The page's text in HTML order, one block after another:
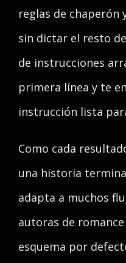
reglas de chaperón
sin dictar el resto
de instrucciones
primera línea y te
instrucción lista
Como cada
una historia
adapta a muchos
autoras de
esquema por